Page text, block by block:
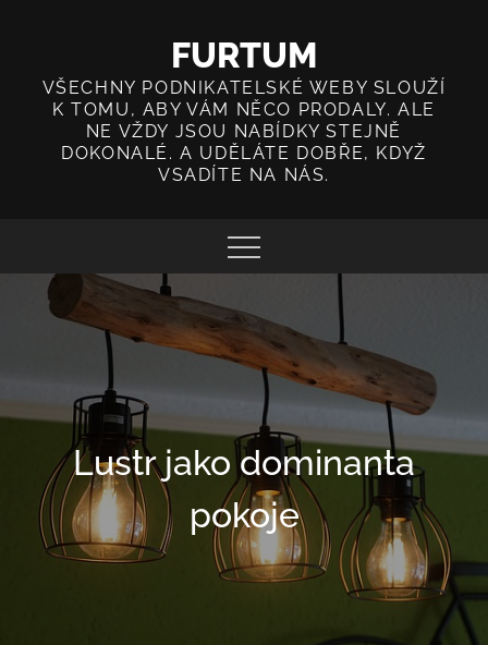
content
FURTUM
VŠECHNY PODNIKATELSKÉ WEBY SLOUŽÍ
K TOMU, ABY VÁM NĚCO PRODALY. ALE
NE VŽDY JSOU NABÍDKY STEJNĚ
DOKONALÉ. A UDĚLÁTE DOBŘE, KDYŽ
VSADÍTE NA NÁS.
Lustr jako dominanta
pokoje